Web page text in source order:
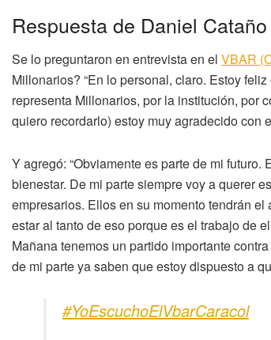
Respuesta de Daniel
Se lo preguntaron en entrevista en el VBAR
Millonarios? “En lo personal, claro. Estoy
representa Millonarios, por la institución, por
quiero recordarlo) estoy muy agradecido con
Y agregó: “Obviamente es parte de mi
bienestar. De mi parte siempre voy a querer
empresarios. Ellos en su momento tendrán
estar al tanto de eso porque es el trabajo de
Mañana tenemos un partido importante
de mi parte ya saben que estoy dispuesto a
#YoEscuchoElVbarCaracol